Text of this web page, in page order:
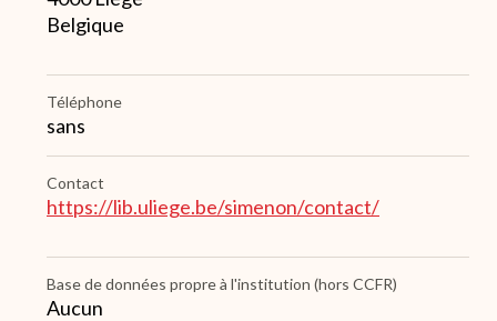
Belgique
Téléphone
sans
Contact
https://lib.uliege.be/simenon/contact/
Base de données propre à l'institution (hors CCFR)
Aucun